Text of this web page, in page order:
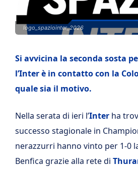
logo_spaziointer_2026
Si avvicina la seconda sosta
l’Inter è in contatto con la
quale sia il motivo.
Nella serata di ieri l’Inter ha
successo stagionale in
nerazzurri hanno vinto per 1-0
Benfica grazie alla rete di